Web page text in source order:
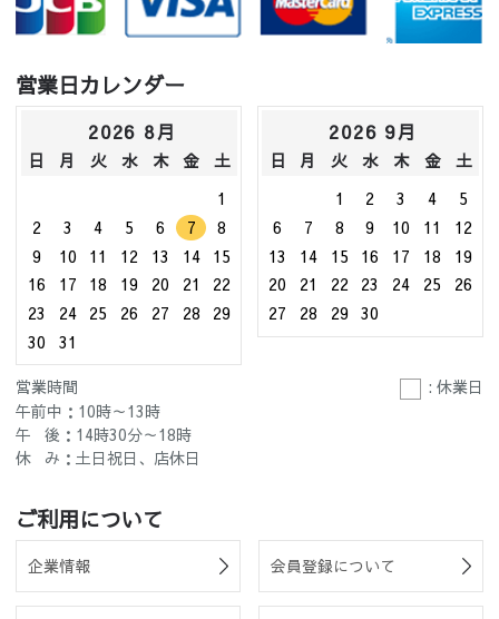
営業日カレンダー
2026 8月
日 月 火 水 木 金
土
1
2
3 4 5 6 7
8
9
10 11 12 13 14
15
16
17 18 19 20 21
22
23
24 25 26 27 28
29
30
31
2026 9月
日 月 火 水 木 金
土
1
2 3 4
5
6
7 8 9 10 11
12
13
14 15 16 17 18
19
20
21 22 23 24 25
26
27
28 29 30
営業時間
: 休業日
午前中：10時～13時
午 後：14時30分～18時
休 み：土日祝日、店休日
ご利用について
企業情報 会員登録について